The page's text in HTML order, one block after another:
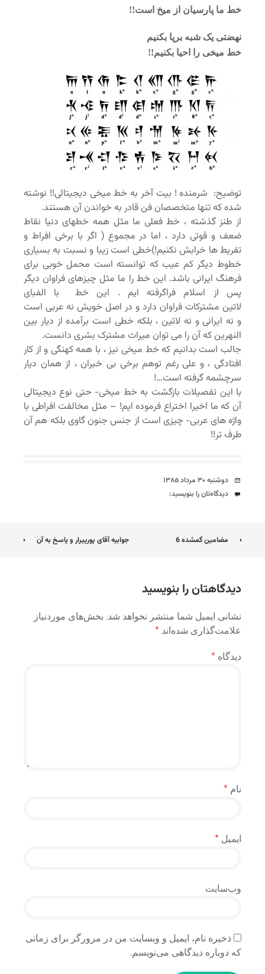
خط ما پارسیان از میخ است!!
نهضتی یک شبه برپا بکنیم
خط میخی را احیا بکنیم!!
توضیح: شرمنده ! بیت آخر به خط میخی دیجیتالی!! نوشته
شده که تنها متخصصان فن قادر به خواندن آن هستند.
از طنز گذشته ، خط فعلی ما مثل همه خطهای دنیا نقاط
ضعف و قوتی دارد ، اما در مجموع ( اگر با برخی افراط و
تفریط ها خرابش نکنیم!)خطی است زیبا و نسبت به بسیاری
خطوط دیگر کم عیب که توانسته است محمل خوبی برای
فرهنگ ایرانی باشد. این خط را ما مثل چیزهای فراوان دیگر
پس از اسلام فراگرفته ایم . این خط با الفبای
لاتین مشترکات فراوان دارد و در اصل خویش نه عربی است
و نه ایرانی و نه لاتین ، بلکه خطی است برآمده از دیار بین
النهرین که آن را می توان میراث مشترک بشری دانست.
جالب است بدانیم که خط میخی نیز ، با همه کهنگی و از کار
افتادگی ، و علی رغم توهم برخی بی خبران ، از همان دیار
سرچشمه گرفته است…!
با این تفصیلات بازگشت به خط میخی- حتی نوع دیجیتالی
آن که ما اخیرا اختراع فرموده ایم! – مثل مخالفت افراطی با
واژه های عربی- چیزی است از جنس جنون گاوی بلکه هم آن
طرف تر!!
تاریخ
دوشنبه ۳۰ مرداد ۱۳۸۵
دیدگاه‌ها
دیدگاه‌تان را بنویسید:
ناوبری
مضامین گمشده 6 جوابیه آقای پورپیرار و پاسخ به آن
دیدگاهتان را بنویسید
نشانی ایمیل شما منتشر نخواهد شد. بخش‌های موردنیاز
علامت‌گذاری شده‌اند *
دیدگاه *
نام *
ایمیل *
وب‌سایت
ذخیره نام، ایمیل و وبسایت من در مرورگر برای زمانی
که دوباره دیدگاهی می‌نویسم.